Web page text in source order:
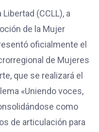
(CCLL), a
de la Mujer
oficialmente el
de Mujeres
que se realizará el
«Uniendo voces,
como
de articulación para